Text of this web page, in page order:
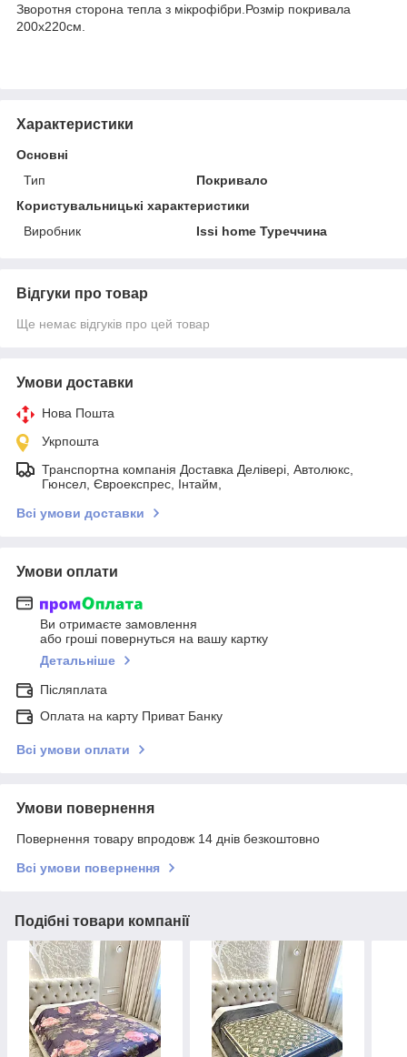
Зворотня сторона тепла з мікрофібри.Розмір покривала
200x220см.
Характеристики
Основні
Тип
Покривало
Користувальницькі характеристики
Виробник
Issi home Туреччина
Відгуки про товар
Ще немає відгуків про цей товар
Умови доставки
Нова Пошта
Укрпошта
Транспортна компанія Доставка Делівері, Автолюкс,
Гюнсел, Євроекспрес, Інтайм,
Всі умови доставки
Умови оплати
Ви отримаєте замовлення
або гроші повернуться на вашу картку
Детальніше
Післяплата
Оплата на карту Приват Банку
Всі умови оплати
Умови повернення
Повернення товару впродовж 14 днів безкоштовно
Всі умови повернення
Подібні товари компанії